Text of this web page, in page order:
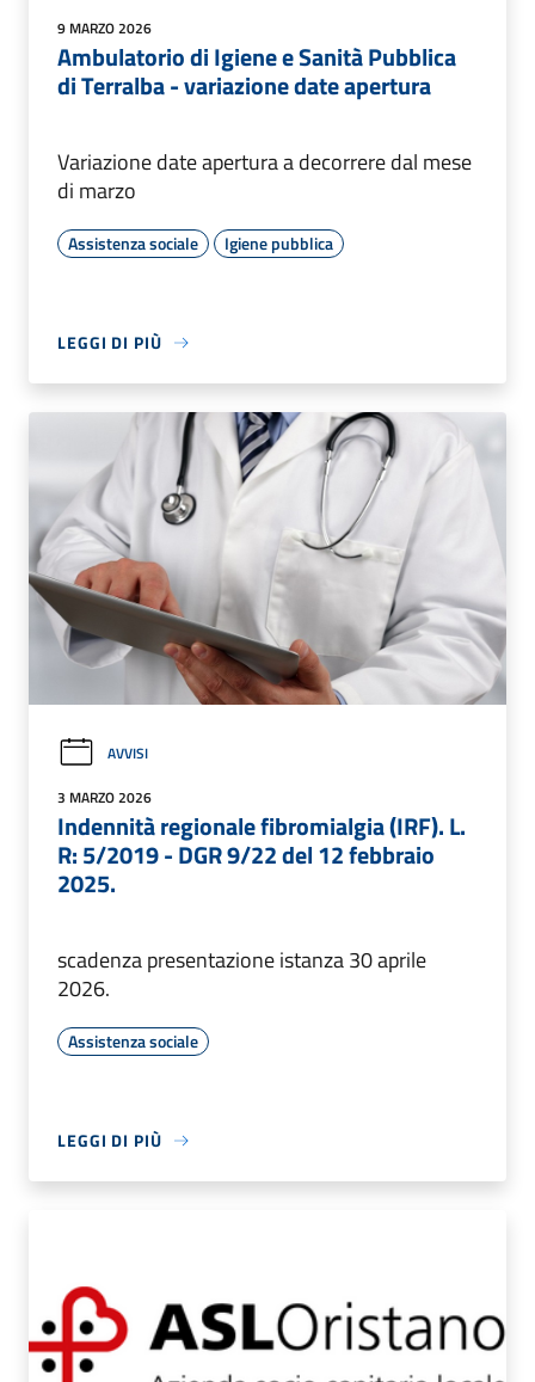
9 MARZO 2026
Ambulatorio di Igiene e Sanità Pubblica
di Terralba - variazione date apertura
Variazione date apertura a decorrere dal mese
di marzo
Assistenza sociale Igiene pubblica
LEGGI DI PIÙ
AVVISI
3 MARZO 2026
Indennità regionale fibromialgia (IRF). L.
R: 5/2019 - DGR 9/22 del 12 febbraio
2025.
scadenza presentazione istanza 30 aprile
2026.
Assistenza sociale
LEGGI DI PIÙ